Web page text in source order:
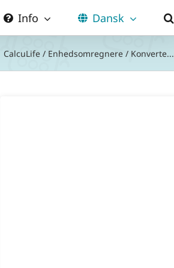
Info Dansk
CalcuLife / Enhedsomregnere / Konverte...